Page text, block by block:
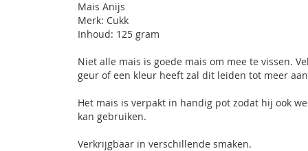
gallerij
Mais Anijs
Merk: Cukk
Inhoud: 125 gram
Niet alle mais is goede mais om mee te vissen.
geur of een kleur heeft zal dit leiden tot meer
Het mais is verpakt in handig pot zodat hij ook
kan gebruiken.
Verkrijgbaar in verschillende smaken.